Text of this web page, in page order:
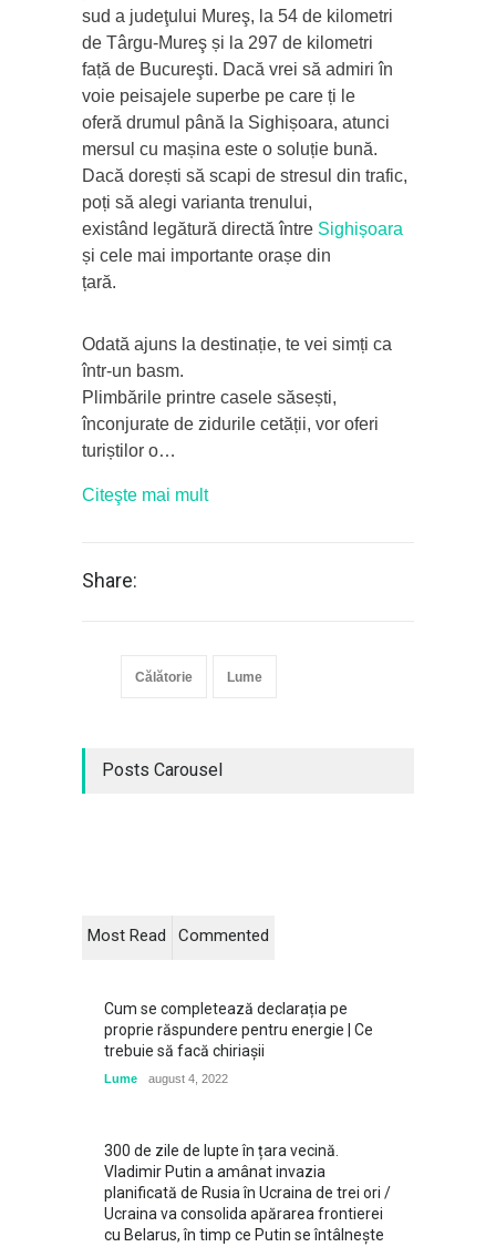
sud a judeţului Mureş, la 54 de kilometri
de Târgu-Mureş și la 297 de kilometri
față de Bucureşti. Dacă vrei să admiri în
voie peisajele superbe pe care ți le
oferă drumul până la Sighișoara, atunci
mersul cu mașina este o soluție bună.
Dacă dorești să scapi de stresul din trafic,
poți să alegi varianta trenului,
existând legătură directă între Sighișoara
și cele mai importante orașe din
țară.
Odată ajuns la destinație, te vei simți ca
într-un basm.
Plimbările printre casele săsești,
înconjurate de zidurile cetății, vor oferi
turiștilor o…
Citeşte mai mult
Share:
Călătorie Lume
Posts Carousel
Most Read Commented
Cum se completează declarația pe
proprie răspundere pentru energie | Ce
trebuie să facă chiriașii
Lume august 4, 2022
300 de zile de lupte în țara vecină.
Vladimir Putin a amânat invazia
planificată de Rusia în Ucraina de trei ori /
Ucraina va consolida apărarea frontierei
cu Belarus, în timp ce Putin se întâlneşte